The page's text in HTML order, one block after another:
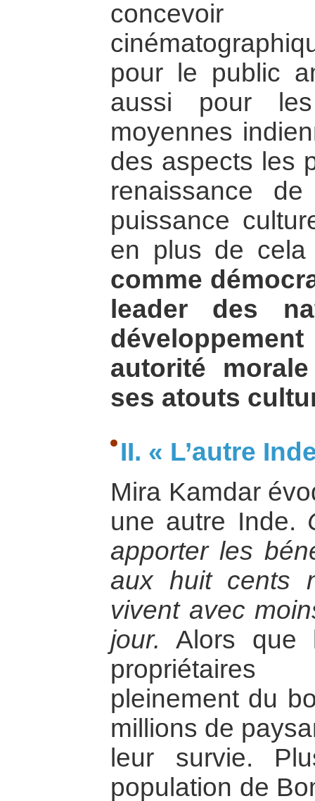
concevoir
pour le public
aussi pour
moyennes
des aspects les
renaissance
puissance
en plus de
comme
leader des
autorité
ses atouts
II. « L’autre
Mira Kamdar
une autre Inde.
apporter les
aux huit cents
vivent avec
jour. Alors que
propriétaires
pleinement du
millions de
leur survie.
population de